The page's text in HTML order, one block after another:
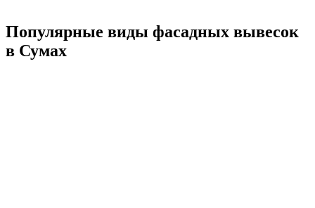
Популярные виды фасадных вывесок
в Сумах